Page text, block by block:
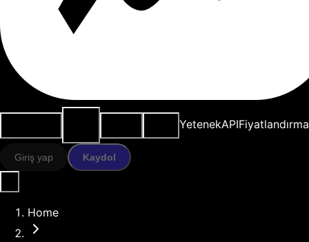
YetenekAPIFiyatlandırma
Giriş yap Kaydol
Home